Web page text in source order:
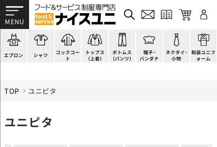
エプロン
かぶり型
スモック風
厨房用
ラップエプロン
シャツ
ピンタック
Tシャツ
ポロシャツ
和風シャツ(Asian)コックコー
ト
ショップコート
スタンダード
ファッション
キッズ
トップス
（上着）
法被(はっぴ)
調理白衣
カットソー
ジャンバー
ボトムス
（パンツ）
イージーパンツ
ワンピース
厨房シューズ
フロアシューズ
帽子・
バンダナ
洋帽子
コック帽
衛生帽子
ヘアネット
ネクタイ・
小物
ネクタイ
蝶ネクタイ
リボン・スカーフ
クロスタイ
和装ユニフ
ォーム
帯
草履、足袋など
着付小物
きもの
TOP ユニピタ
ユニピタ